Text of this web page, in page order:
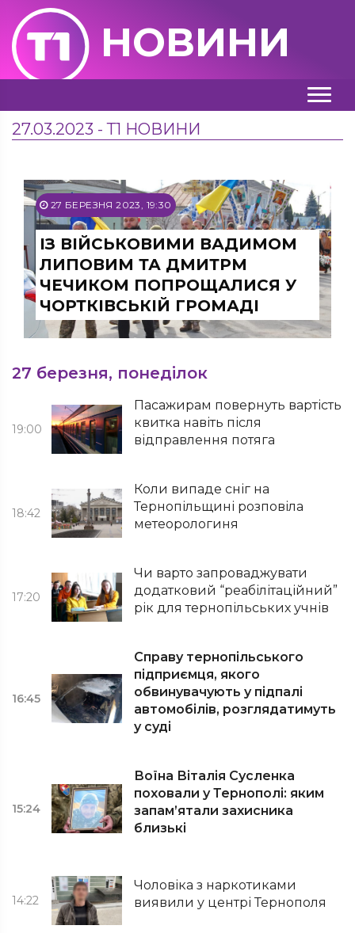
НОВИНИ
27.03.2023 - Т1 НОВИНИ
27 БЕРЕЗНЯ 2023, 19:30
ІЗ ВІЙСЬКОВИМИ ВАДИМОМ
ЛИПОВИМ ТА ДМИТРМ
ЧЕЧИКОМ ПОПРОЩАЛИСЯ У
ЧОРТКІВСЬКІЙ ГРОМАДІ
27 березня, понеділок
19:00
Пасажирам повернуть вартість
квитка навіть після
відправлення потяга
18:42
Коли випаде сніг на
Тернопільщині розповіла
метеорологиня
17:20
Чи варто запроваджувати
додатковий “реабілітаційний”
рік для тернопільських учнів
16:45
Справу тернопільського
підприємця, якого
обвинувачують у підпалі
автомобілів, розглядатимуть
у суді
15:24
Воїна Віталія Сусленка
поховали у Тернополі: яким
запам’ятали захисника
близькі
14:22
Чоловіка з наркотиками
виявили у центрі Тернополя